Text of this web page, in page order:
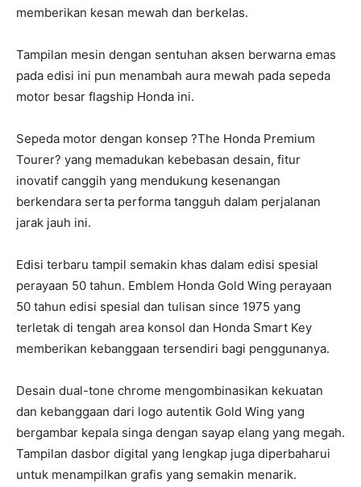
memberikan kesan mewah dan berkelas.
Tampilan mesin dengan sentuhan aksen berwarna emas
pada edisi ini pun menambah aura mewah pada sepeda
motor besar flagship Honda ini.
Sepeda motor dengan konsep ?The Honda Premium
Tourer? yang memadukan kebebasan desain, fitur
inovatif canggih yang mendukung kesenangan
berkendara serta performa tangguh dalam perjalanan
jarak jauh ini.
Edisi terbaru tampil semakin khas dalam edisi spesial
perayaan 50 tahun. Emblem Honda Gold Wing perayaan
50 tahun edisi spesial dan tulisan since 1975 yang
terletak di tengah area konsol dan Honda Smart Key
memberikan kebanggaan tersendiri bagi penggunanya.
Desain dual-tone chrome mengombinasikan kekuatan
dan kebanggaan dari logo autentik Gold Wing yang
bergambar kepala singa dengan sayap elang yang megah.
Tampilan dasbor digital yang lengkap juga diperbaharui
untuk menampilkan grafis yang semakin menarik.